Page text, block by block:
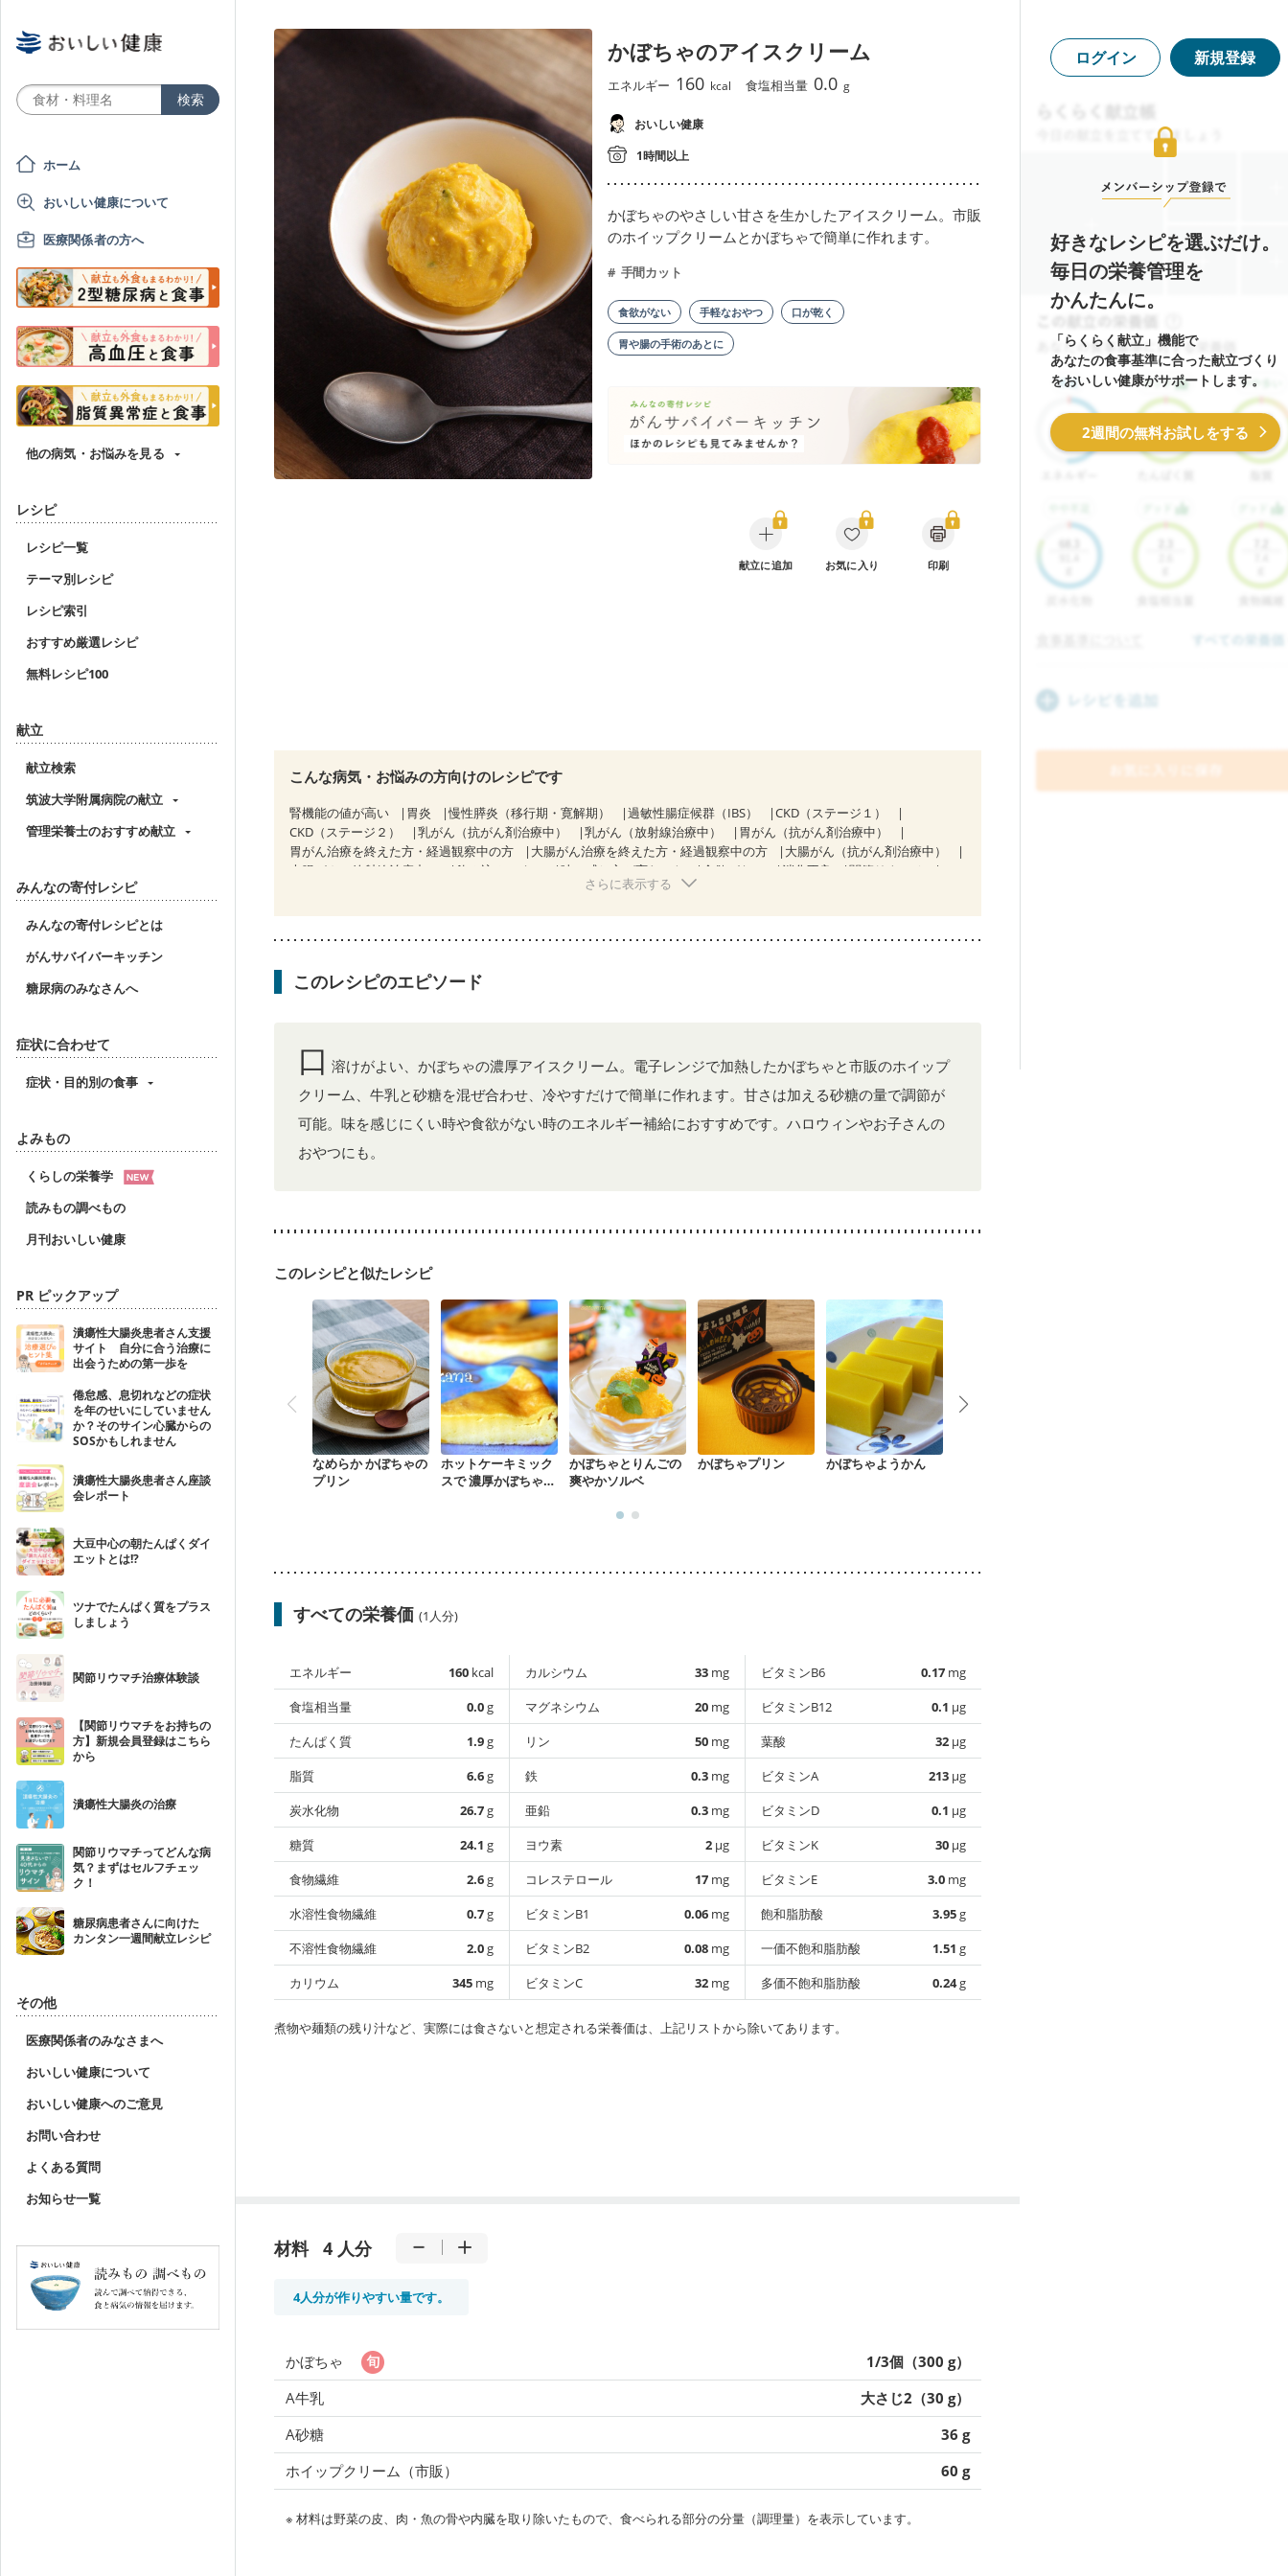
ホーム
おいしい健康について
医療関係者の方へ
他の病気・お悩みを見る
レシピ
レシピ一覧
テーマ別レシピ
レシピ索引
おすすめ厳選レシピ
無料レシピ100
献立
献立検索
筑波大学附属病院の献立
管理栄養士のおすすめ献立
みんなの寄付レシピ
みんなの寄付レシピとは
がんサバイバーキッチン
糖尿病のみなさんへ
症状に合わせて
症状・目的別の食事
よみもの
くらしの栄養学
読みもの調べもの
月刊おいしい健康
PR ピックアップ
潰瘍性大腸炎患者さん支援
サイト 自分に合う治療に
出会うための第一歩を
倦怠感、息切れなどの症状
を年のせいにしていません
か？そのサイン心臓からの
SOSかもしれません
潰瘍性大腸炎患者さん座談
会レポート
大豆中心の朝たんぱくダイ
エットとは!?
ツナでたんぱく質をプラス
しましょう
関節リウマチ治療体験談
【関節リウマチをお持ちの
方】新規会員登録はこちら
から
潰瘍性大腸炎の治療
関節リウマチってどんな病
気？まずはセルフチェッ
ク！
糖尿病患者さんに向けた
カンタン一週間献立レシピ
その他
医療関係者のみなさまへ
おいしい健康について
おいしい健康へのご意見
お問い合わせ
よくある質問
お知らせ一覧
かぼちゃのアイスクリーム
エネルギー 160 kcal 食塩相当量 0.0 g
おいしい健康
1時間以上
かぼちゃのやさしい甘さを生かしたアイスクリーム。市販
のホイップクリームとかぼちゃで簡単に作れます。
手間カット
食欲がない 手軽なおやつ 口が乾く
胃や腸の手術のあとに
献立に追加 お気に入り 印刷
こんな病気・お悩みの方向けのレシピです
腎機能の値が高い 胃炎 慢性膵炎（移行期・寛解期） 過敏性腸症候群（IBS）
CKD（ステージ１）
CKD（ステージ２）
乳がん（抗がん剤治療中） 乳がん（放射線治療中）
胃がん（抗がん剤治療中）
胃がん治療を終えた方・経過観察中の方
大腸がん治療を終えた方・経過観察中の方
大腸がん（抗がん剤治療中）
大腸がん（放射線治療中）
飲み込みにくい 味の感じ方が変わった 食欲がない 消化不良
関節リウマチ
さらに表示する
このレシピのエピソード
口 溶けがよい、かぼちゃの濃厚アイスクリーム。電子レンジで加熱したかぼちゃと市販のホイップ
クリーム、牛乳と砂糖を混ぜ合わせ、冷やすだけで簡単に作れます。甘さは加える砂糖の量で調節が
可能。味を感じにくい時や食欲がない時のエネルギー補給におすすめです。ハロウィンやお子さんの
おやつにも。
このレシピと似たレシピ
なめらか かぼちゃの
プリン
ホットケーキミック
スで 濃厚かぼちゃプ
かぼちゃとりんごの
爽やかソルベ
かぼちゃプリン かぼちゃようかん
すべての栄養価 (1人分)
エネルギー 160 kcal
食塩相当量
0.0g
たんぱく質
1.9g
脂質
6.6g
炭水化物
26.7g
糖質
24.1 g
食物繊維
2.6g
水溶性食物繊維
0.7g
不溶性食物繊維
2.0g
カリウム
345 mg
カルシウム 33 mg
マグネシウム
20 mg
リン
50 mg
鉄
0.3 mg
亜鉛
0.3 mg
ヨウ素
2 µg
コレステロール
17 mg
ビタミンB1
0.06 mg
ビタミンB2
0.08 mg
ビタミンC
32 mg
ビタミンB6 0.17 mg
ビタミンB12
0.1 µg
葉酸
32 µg
ビタミンA
213 µg
ビタミンD
0.1 µg
ビタミンK
30 µg
ビタミンE
3.0 mg
飽和脂肪酸
3.95g
一価不飽和脂肪酸
1.51 g
多価不飽和脂肪酸
0.24g
煮物や麺類の残り汁など、実際には食さないと想定される栄養価は、上記リストから除いてあります。
材料 4 人分
4人分が作りやすい量です。
かぼちゃ
1/3個（300 g）
A牛乳
大さじ2（30 g）
A砂糖
36 g
ホイップクリーム（市販）
60 g
※ 材料は野菜の皮、肉・魚の骨や内臓を取り除いたもので、食べられる部分の分量（調理量）を表示しています。
ログイン 新規登録
好きなレシピを選ぶだけ。
毎日の栄養管理を
かんたんに。
「らくらく献立」機能で
あなたの食事基準に合った献立づくり
をおいしい健康がサポートします。
2週間の無料お試しをする